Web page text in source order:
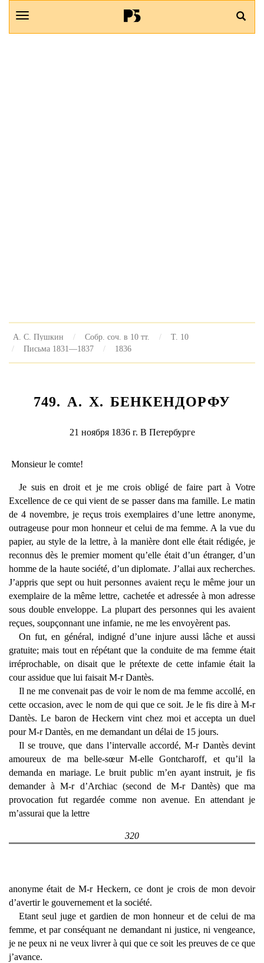
А. С. Пушкин Собр. соч. в 10 тт.
Т. 10
Письма 1831—1837
1836
749. А. X. БЕНКЕНДОРФУ
21 ноября 1836 г. В Петербурге
Monsieur le comte!
Je suis en droit et je me crois obligé de faire part à Votre
Excellence de ce qui vient de se passer dans ma famille. Le matin
de 4 novembre, je reçus trois exemplaires d’une lettre anonyme,
outrageuse pour mon honneur et celui de ma femme. A la vue du
papier, au style de la lettre, à la manière dont elle était rédigée, je
reconnus dès le premier moment qu’elle était d’un étranger, d’un
homme de la haute société, d’un diplomate. J’allai aux recherches.
J’appris que sept ou huit personnes avaient reçu le même jour un
exemplaire de la même lettre, cachetée et adressée à mon adresse
sous double enveloppe. La plupart des personnes qui les avaient
reçues, soupçonnant une infamie, ne me les envoyèrent pas.
On fut, en général, indigné d’une injure aussi lâche et aussi
gratuite; mais tout en répétant que la conduite de ma femme était
irréprochable, on disait que le prétexte de cette infamie était la
cour assidue que lui faisait M-r Dantès.
Il ne me convenait pas de voir le nom de ma femme accollé, en
cette occasion, avec le nom de qui que ce soit. Je le fis dire à M-r
Dantès. Le baron de Heckern vint chez moi et accepta un duel
pour M-r Dantès, en me demandant un délai de 15 jours.
Il se trouve, que dans l’intervalle accordé, M-r Dantès devint
amoureux de ma belle-sœur M-elle Gontcharoff, et qu’il la
demanda en mariage. Le bruit public m’en ayant instruit, je fis
demander à M-r d’Archiac (second de M-r Dantès) que ma
provocation fut regardée comme non avenue. En attendant je
m’assurai que la lettre
320
anonyme était de M-r Heckern, ce dont je crois de mon devoir
d’avertir le gouvernement et la société.
Etant seul juge et gardien de mon honneur et de celui de ma
femme, et par conséquant ne demandant ni justice, ni vengeance,
je ne peux ni ne veux livrer à qui que ce soit les preuves de ce que
j’avance.